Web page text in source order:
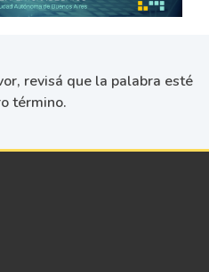
revisá que la palabra esté
término.